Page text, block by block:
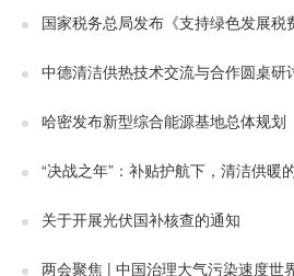
国家税务总局发布《支持绿色发展税
中德清洁供热技术交流与合作圆桌研
哈密发布新型综合能源基地总体规划
“决战之年”：补贴护航下，清洁供暖
关于开展光伏国补核查的通知
两会聚焦 | 中国治理大气污染速度世